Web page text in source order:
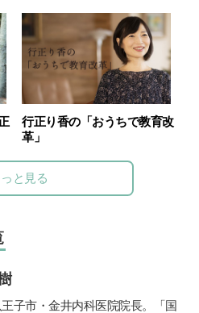
行正り香の「おうちで教育改
革」
っと見る
子市・金井内科医院院長。「国